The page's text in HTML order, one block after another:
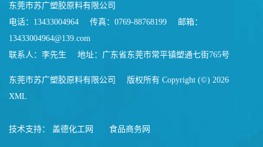
东莞市苏广塑胶原料有限公司
电话：13433004964
传真：0769-88768199
邮箱：
13433004964@139.com
联系人：李先生
地址：广东省东莞市常平镇塑通七街765号
东莞市苏广塑胶原料有限公司
版权所有 Copyright (©) 2026
XML
技术支持： 盖德化工网 食品商务网